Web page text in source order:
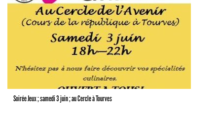
Soirée Jeux ; samedi 3 juin ; au Cercle à Tourves